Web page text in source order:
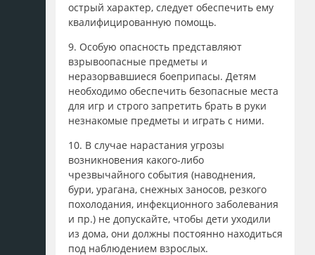
острый характер, следует обеспечить ему
квалифицированную помощь.
9. Особую опасность представляют
взрывоопасные предметы и
неразорвавшиеся боеприпасы. Детям
необходимо обеспечить безопасные места
для игр и строго запретить брать в руки
незнакомые предметы и играть с ними.
10. В случае нарастания угрозы
возникновения какого-либо
чрезвычайного события (наводнения,
бури, урагана, снежных заносов, резкого
похолодания, инфекционного заболевания
и пр.) не допускайте, чтобы дети уходили
из дома, они должны постоянно находиться
под наблюдением взрослых.